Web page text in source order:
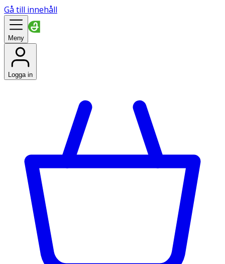
Gå till innehåll
Meny
Logga in